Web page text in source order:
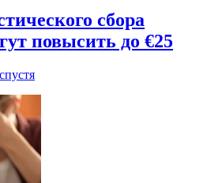
сбора
повысить до €25